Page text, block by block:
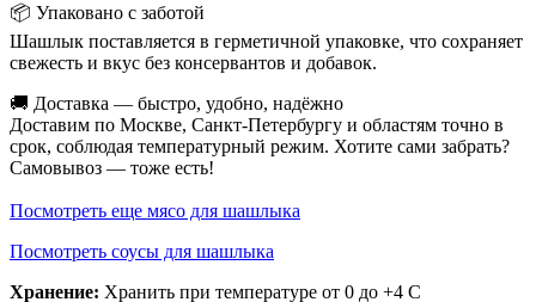
📦 Упаковано с заботой
Шашлык поставляется в герметичной упаковке, что сохраняет
свежесть и вкус без консервантов и добавок.
🚚 Доставка — быстро, удобно, надёжно
Доставим по Москве, Санкт-Петербургу и областям точно в
срок, соблюдая температурный режим. Хотите сами забрать?
Самовывоз — тоже есть!
Посмотреть еще мясо для шашлыка
Посмотреть соусы для шашлыка
Хранение: Хранить при температуре от 0 до +4 С